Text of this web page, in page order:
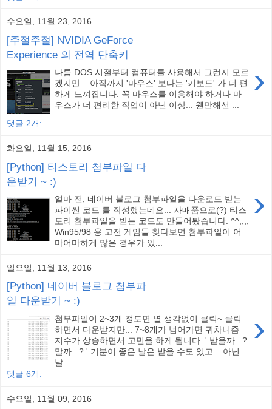
수요일, 11월 23, 2016
[주절주절] NVIDIA GeForce
Experience 의 전역 단축키
›
나름 DOS 시절부터 컴퓨터를 사용해서 그런지 모르
겠지만... 아직까지 '마우스' 보다는 '키보드' 가 더 편
하게 느껴집니다. 꼭 마우스를 이용해야 하거나 마
우스가 더 편리한 작업이 아닌 이상... 웬만해선 ...
댓글 2개:
화요일, 11월 15, 2016
[Python] 티스토리 첨부파일 다
운받기 ~ :)
›
얼마 전, 네이버 블로그 첨부파일을 다운로드 받는
파이썬 코드 를 작성했는데요... 자매품으로(?) 티스
토리 첨부파일을 받는 코드도 만들어봤습니다. ^^;;;;
Win95/98 용 고전 게임들 찾다보면 첨부파일이 어
마어마하게 많은 경우가 있...
일요일, 11월 13, 2016
[Python] 네이버 블로그 첨부파
일 다운받기 ~ :)
›
첨부파일이 2~3개 정도면 별 생각없이 클릭~ 클릭
하면서 다운받지만... 7~8개가 넘어가면 귀차니즘
지수가 상승하면서 고민을 하게 됩니다. ' 받을까...?
말까...? ' 기분이 좋은 날은 받을 수도 있고... 아닌
날...
댓글 6개:
수요일, 11월 09, 2016